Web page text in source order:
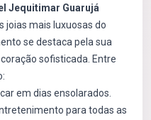
Jequitimar Guarujá
joias mais luxuosas do
se destaca pela sua
sofisticada. Entre
em dias ensolarados.
para todas as